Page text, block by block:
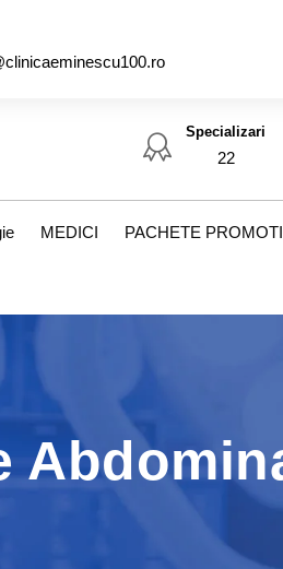
Specializari
22
MEDICI PACHETE